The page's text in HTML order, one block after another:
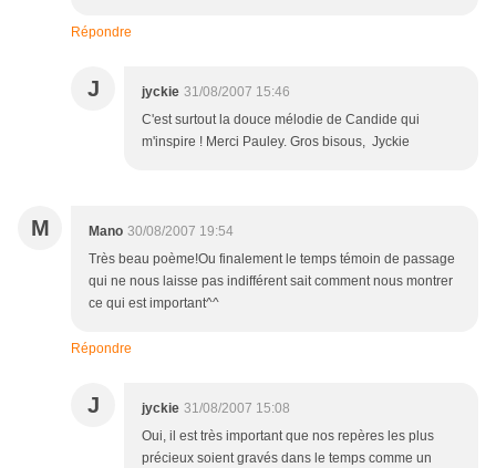
Répondre
J jyckie 31/08/2007 15:46
C'est surtout la douce mélodie de Candide qui
m'inspire ! Merci Pauley. Gros bisous, Jyckie
M Mano 30/08/2007 19:54
Très beau poème!Ou finalement le temps témoin de passage
qui ne nous laisse pas indifférent sait comment nous montrer
ce qui est important^^
Répondre
J jyckie 31/08/2007 15:08
Oui, il est très important que nos repères les plus
précieux soient gravés dans le temps comme un